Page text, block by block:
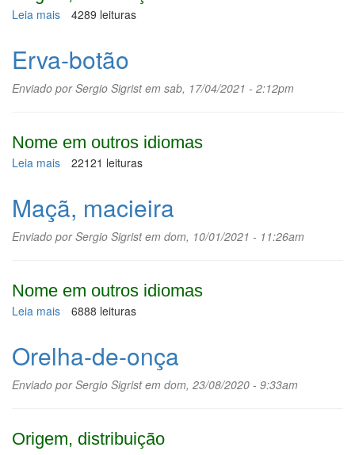
Leia mais sobre
4289 leituras
Erva-botão
Enviado porSergio Sigristem sab, 17/04/2021 - 2:12pm
Nome em outros idiomas
Leia mais sobre
22121 leituras
Maçã, macieira
Enviado porSergio Sigristem dom, 10/01/2021 - 11:26am
Nome em outros idiomas
Leia mais sobre
6888 leituras
Orelha-de-onça
Enviado porSergio Sigristem dom, 23/08/2020 - 9:33am
Origem, distribuição